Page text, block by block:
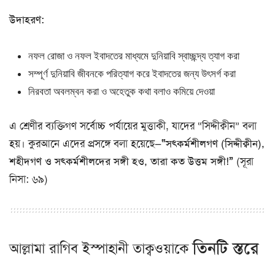
উদাহরণ:
নফল রোজা ও নফল ইবাদতের মাধ্যমে দুনিয়াবি স্বাচ্ছন্দ্য ত্যাগ করা
সম্পূর্ণ দুনিয়াবি জীবনকে পরিত্যাগ করে ইবাদতের জন্য উৎসর্গ করা
নিরবতা অবলম্বন করা ও অহেতুক কথা বলাও কমিয়ে দেওয়া
এ শ্রেণীর ব্যক্তিগণ সর্বোচ্চ পর্যায়ের মুত্তাকী, যাদের “সিদ্দীক্বীন” বলা
হয়। কুরআনে এদের প্রসঙ্গে বলা হয়েছে—“সৎকর্মশীলগণ (সিদ্দীক্বীন),
শহীদগণ ও সৎকর্মশীলদের সঙ্গী হও, তারা কত উত্তম সঙ্গী!” (সূরা
নিসা: ৬৯)
আল্লামা রাগিব ইস্পাহানী তাক্বওয়াকেতিনটি স্তরে